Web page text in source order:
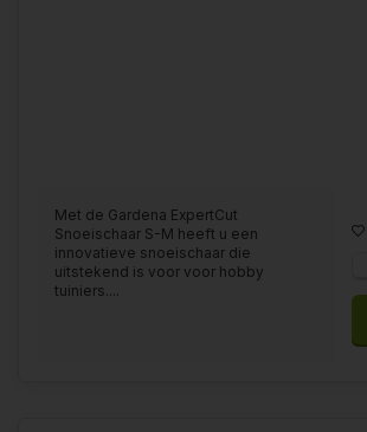
Met de Gardena ExpertCut
Snoeischaar S-M heeft u een
innovatieve snoeischaar die
uitstekend is voor voor hobby
tuiniers....